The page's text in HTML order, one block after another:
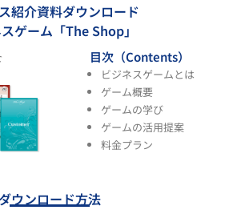
紹介資料ダウンロード
ゲーム「The Shop」
目次（Contents）
ビジネスゲームとは
ゲーム概要
ゲームの学び
ゲームの活用提案
料金プラン
ダウンロード方法